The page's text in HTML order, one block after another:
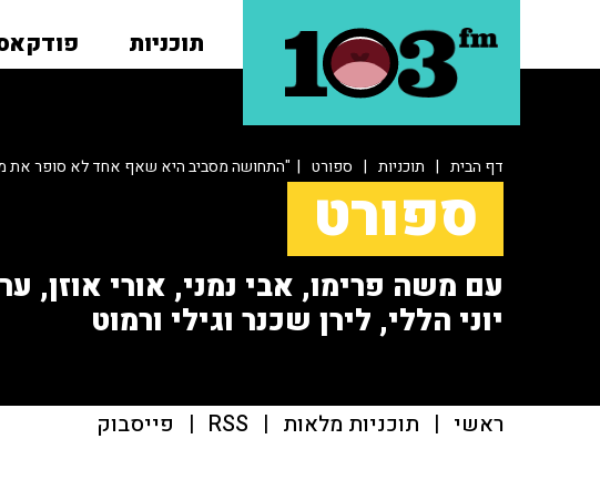
תוכניות
דף הבית | תוכניות | ספורט | "התחושה מסביב היא שאף אחד לא סופר את
ספורט
עם משה פרימו, אבי נמני, אורי אוזן,
יוני הללי, לירן שכנר וגילי ורמוט
ראשי | תוכניות מלאות |
RSS
| פייסבוק